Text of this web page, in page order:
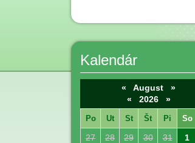
Kalendár
« August
»
«
2026 »
Po Ut St Št Pi So
27 28 29 30 31 1